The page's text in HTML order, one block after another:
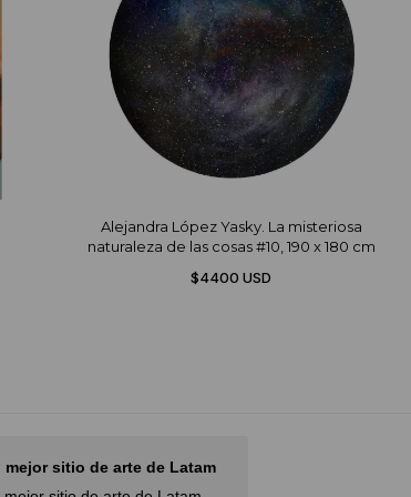
Alejandra López Yasky. La misteriosa
naturaleza de las cosas #10, 190 x 180 cm
$4400 USD
I had an excellent experience
with…